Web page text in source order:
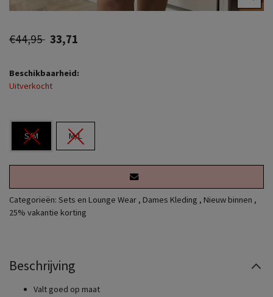
€44,95 33,71
Beschikbaarheid:
Uitverkocht
S/M M/L
Categorieën: Sets en Lounge Wear , Dames Kleding , Nieuw binnen ,
25% vakantie korting
Beschrijving
Valt goed op maat